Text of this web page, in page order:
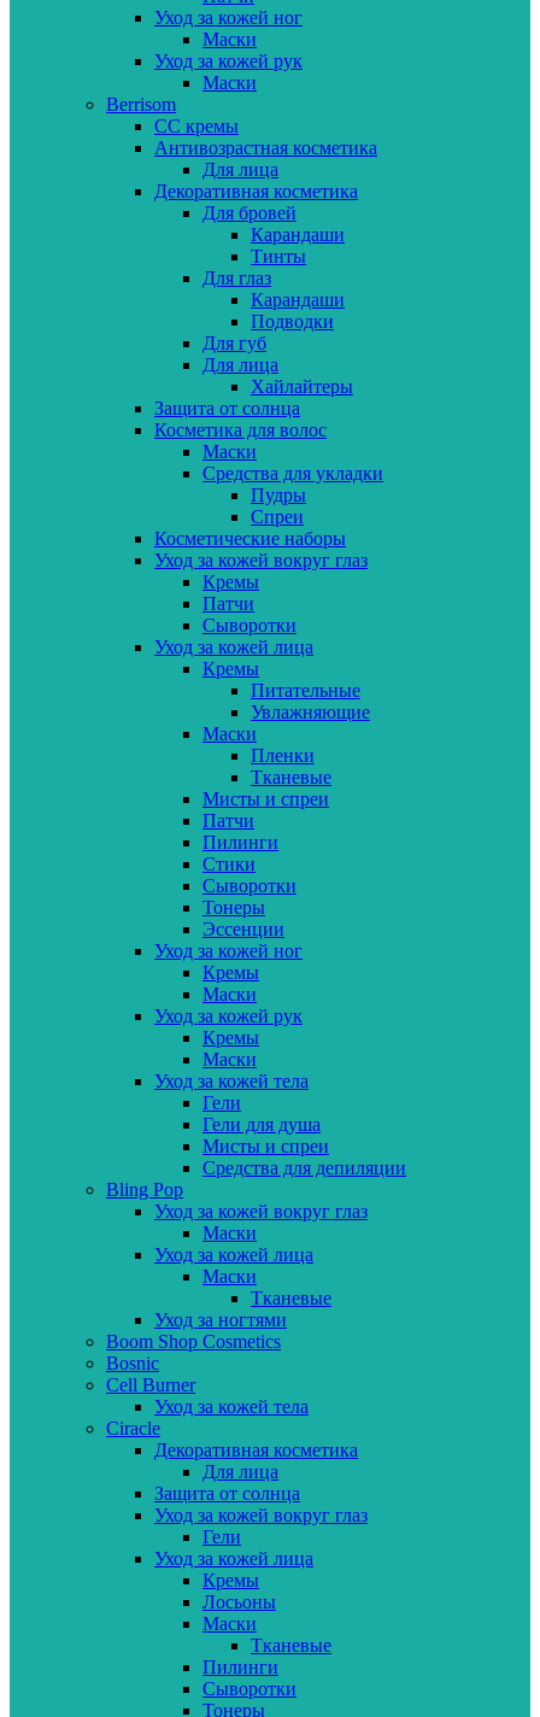
Уход за кожей ног
Маски
Уход за кожей рук
Маски
Berrisom
CC кремы
Антивозрастная косметика
Для лица
Декоративная косметика
Для бровей
Карандаши
Тинты
Для глаз
Карандаши
Подводки
Для губ
Для лица
Хайлайтеры
Защита от солнца
Косметика для волос
Маски
Средства для укладки
Пудры
Спреи
Косметические наборы
Уход за кожей вокруг глаз
Кремы
Патчи
Сыворотки
Уход за кожей лица
Кремы
Питательные
Увлажняющие
Маски
Пленки
Тканевые
Мисты и спреи
Патчи
Пилинги
Стики
Сыворотки
Тонеры
Эссенции
Уход за кожей ног
Кремы
Маски
Уход за кожей рук
Кремы
Маски
Уход за кожей тела
Гели
Гели для душа
Мисты и спреи
Средства для депиляции
Bling Pop
Уход за кожей вокруг глаз
Маски
Уход за кожей лица
Маски
Тканевые
Уход за ногтями
Boom Shop Cosmetics
Bosnic
Cell Burner
Уход за кожей тела
Ciracle
Декоративная косметика
Для лица
Защита от солнца
Уход за кожей вокруг глаз
Гели
Уход за кожей лица
Кремы
Лосьоны
Маски
Тканевые
Пилинги
Сыворотки
Тонеры